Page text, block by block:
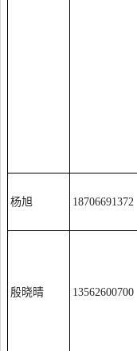
杨旭 18706691372
殷晓晴 13562600700